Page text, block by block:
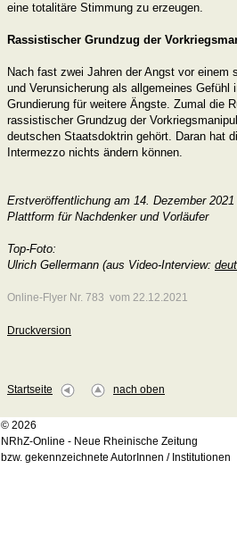
eine totalitäre Stimmung zu erzeugen.
Rassistischer Grundzug der
Nach fast zwei Jahren der Angst vor einem
und Verunsicherung als allgemeines Gefühl
Grundierung für weitere Ängste. Zumal die
rassistischer Grundzug der
deutschen Staatsdoktrin gehört. Daran hat
Intermezzo nichts ändern können.
Erstveröffentlichung am 14. Dezember
Plattform für Nachdenker und Vorläufer
Top-Foto:
Ulrich Gellermann (aus Video-Interview:
Online-Flyer Nr. 783 vom 22.12.2021
Druckversion
Startseite nach oben
© 2026
NRhZ-Online - Neue Rheinische Zeitung
bzw. gekennzeichnete AutorInnen / Institutionen